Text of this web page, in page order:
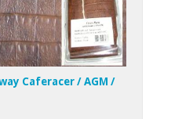
Caferacer / AGM /